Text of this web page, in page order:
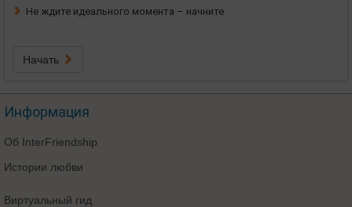
Не ждите идеального момента – начните
Начать
Информация
Об InterFriendship
Истории любви
Виртуальный гид